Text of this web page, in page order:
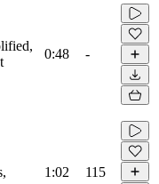
0:48 -
1:02 115